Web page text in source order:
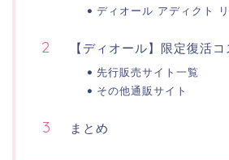
ディオール アディクト
【ディオール】限定復活
先行販売サイト一覧
その他通販サイト
まとめ